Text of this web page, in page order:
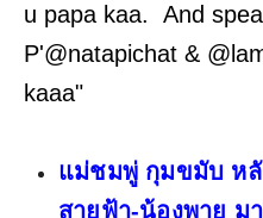
u papa kaa. And
P'@natapichat &
kaaa"
แม่ชมพู่ กุมขมับ ห
สายฟ้า-น้องพายุ มา